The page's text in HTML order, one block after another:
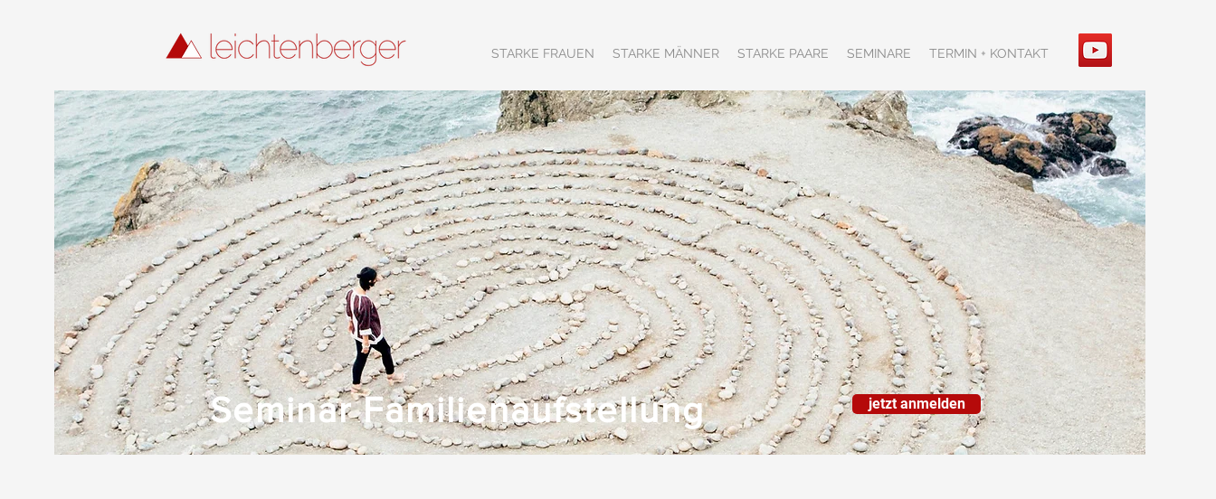
STARKE FRAUEN STARKE MÄNNER STARKE PAARE SEMINARE TERMIN + KONTAKT
Seminar Familienaufstellung jetzt anmelden